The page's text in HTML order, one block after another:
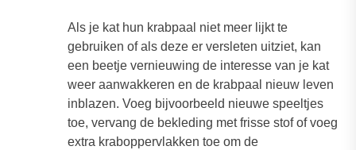
Als je kat hun krabpaal niet meer lijkt te
gebruiken of als deze er versleten uitziet, kan
een beetje vernieuwing de interesse van je kat
weer aanwakkeren en de krabpaal nieuw leven
inblazen. Voeg bijvoorbeeld nieuwe speeltjes
toe, vervang de bekleding met frisse stof of voeg
extra kraboppervlakken toe om de